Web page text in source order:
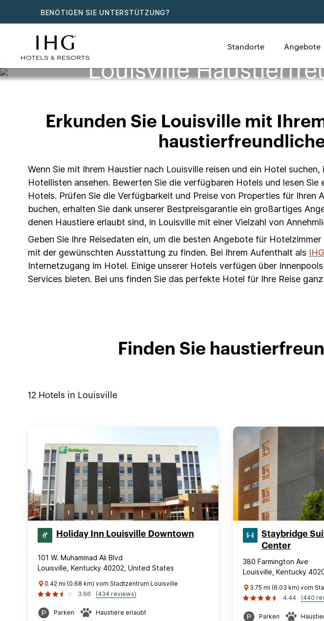
BENÖTIGEN SIE UNTERSTÜTZUNG?
Standorte Angebote
Louisville
Erkunden Sie Louisville mit
Wenn Sie mit Ihrem Haustier nach Louisville reisen und ein Hotel
Hotellisten ansehen. Bewerten Sie die verfügbaren Hotels und lesen
Hotels. Prüfen Sie die Verfügbarkeit und Preise von Properties für Ihren
buchen, erhalten Sie dank unserer Bestpreisgarantie ein großartiges
denen Haustiere erlaubt sind, in Louisville mit einer Vielzahl von
Geben Sie Ihre Reisedaten ein, um die besten Angebote für
mit der gewünschten Ausstattung zu finden. Bei Ihrem Aufenthalt als
Internetzugang im Hotel. Einige unserer Hotels verfügen über
Services bieten. Bei uns finden Sie das perfekte Hotel für Ihre Reise
Finden Sie
12 Hotels in Louisville
Holiday Inn Louisville Downtown
101 W. Muhammad Ali Blvd
Louisville, Kentucky 40202, United States
0.42 mi (0.68 km) vom Stadtzentrum Louisville
3.66
(434 reviews)
Parken Haustiere erlaubt
Staybridge
Center
380 Farmington Ave
Louisville, Kentucky
3.75 mi (6.03 km) vom
4.44
(440
Parken